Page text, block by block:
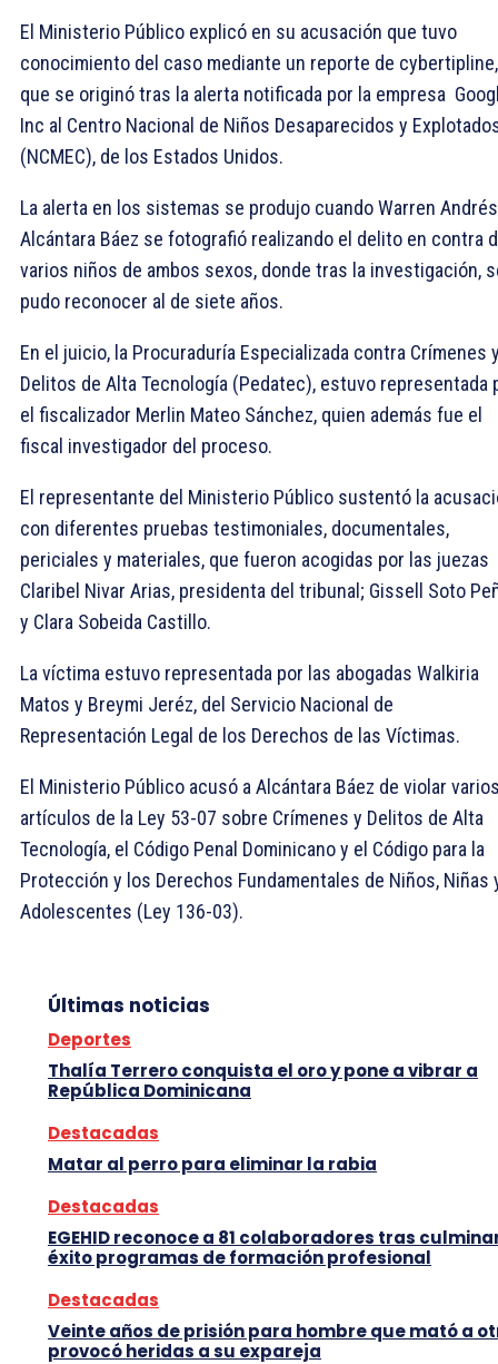
El Ministerio Público explicó en su acusación que tuvo
conocimiento del caso mediante un reporte de cybertipline,
que se originó tras la alerta notificada por la empresa
Inc al Centro Nacional de Niños Desaparecidos y
(NCMEC), de los Estados Unidos.
La alerta en los sistemas se produjo cuando Warren Andrés
Alcántara Báez se fotografió realizando el delito en contra
varios niños de ambos sexos, donde tras la investigación,
pudo reconocer al de siete años.
En el juicio, la Procuraduría Especializada contra Crímenes
Delitos de Alta Tecnología (Pedatec), estuvo representada
el fiscalizador Merlin Mateo Sánchez, quien además fue el
fiscal investigador del proceso.
El representante del Ministerio Público sustentó la
con diferentes pruebas testimoniales, documentales,
periciales y materiales, que fueron acogidas por las juezas
Claribel Nivar Arias, presidenta del tribunal; Gissell Soto
y Clara Sobeida Castillo.
La víctima estuvo representada por las abogadas Walkiria
Matos y Breymi Jeréz, del Servicio Nacional de
Representación Legal de los Derechos de las Víctimas.
El Ministerio Público acusó a Alcántara Báez de violar
artículos de la Ley 53-07 sobre Crímenes y Delitos de Alta
Tecnología, el Código Penal Dominicano y el Código para la
Protección y los Derechos Fundamentales de Niños, Niñas
Adolescentes (Ley 136-03).
Últimas noticias
Deportes
Thalía Terrero conquista el oro y pone a vibrar a
República Dominicana
Destacadas
Matar al perro para eliminar la rabia
Destacadas
EGEHID reconoce a 81 colaboradores tras
éxito programas de formación profesional
Destacadas
Veinte años de prisión para hombre que mató a
provocó heridas a su expareja